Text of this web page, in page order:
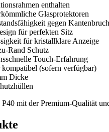
enthalten
Glasprotektoren
gegen Kantenbruch
für perfekten Sitz
für kristallklare Anzeige
Rand Schutz
Touch-Erfahrung
(sofern verfügbar)
Dicke
mit der Premium-Qualität